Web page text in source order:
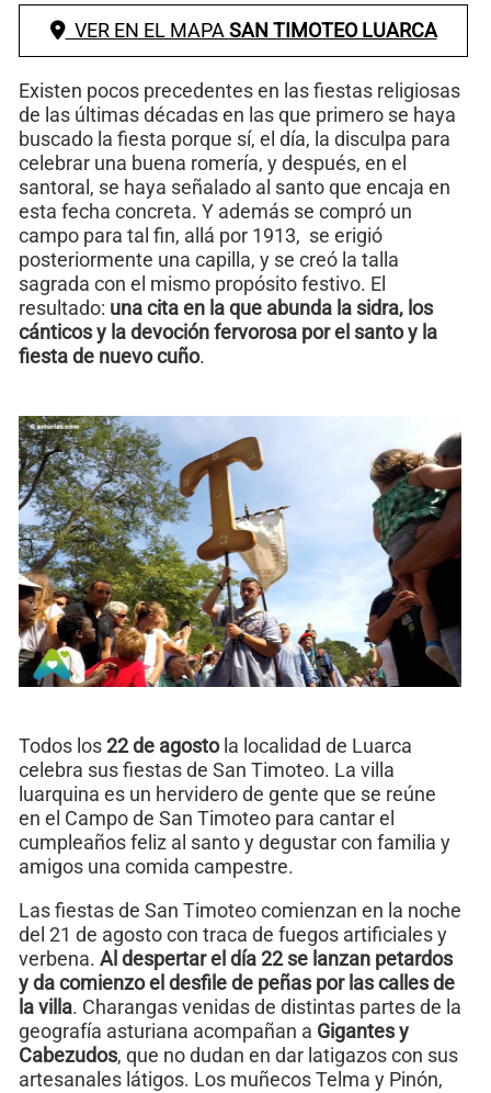
VER EN EL MAPA SAN TIMOTEO LUARCA
Existen pocos precedentes en las fiestas religiosas
de las últimas décadas en las que primero se haya
buscado la fiesta porque sí, el día, la disculpa para
celebrar una buena romería, y después, en el
santoral, se haya señalado al santo que encaja en
esta fecha concreta. Y además se compró un
campo para tal fin, allá por 1913, se erigió
posteriormente una capilla, y se creó la talla
sagrada con el mismo propósito festivo. El
resultado: una cita en la que abunda la sidra, los
cánticos y la devoción fervorosa por el santo y la
fiesta de nuevo cuño.
Todos los22 de agostola localidad de Luarca
celebra sus fiestas de San Timoteo. La villa
luarquina es un hervidero de gente que se reúne
en el Campo de San Timoteo para cantar el
cumpleaños feliz al santo y degustar con familia y
amigos una comida campestre.
Las fiestas de San Timoteo comienzan en la noche
del 21 de agosto con traca de fuegos artificiales y
verbena. Al despertar el día 22 se lanzan petardos
y da comienzo el desfile de peñas por las calles de
la villa. Charangas venidas de distintas partes de la
geografía asturiana acompañan a Gigantes y
Cabezudos, que no dudan en dar latigazos con sus
artesanales látigos. Los muñecos Telma y Pinón,